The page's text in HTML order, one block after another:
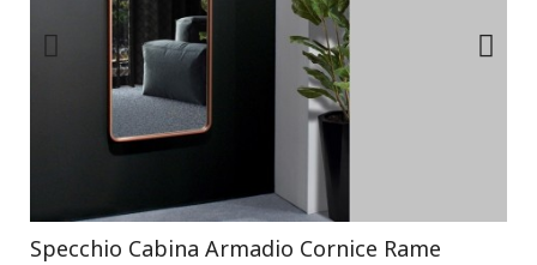
Specchio Cabina Armadio Cornice Rame